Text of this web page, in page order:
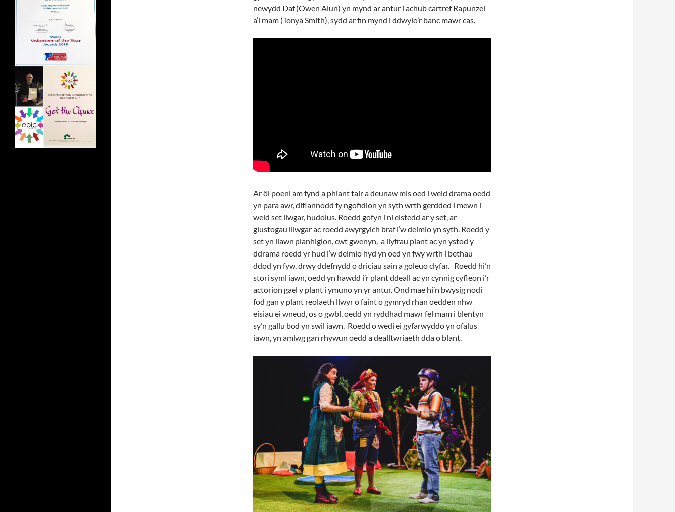
newydd Daf (Owen Alun) yn mynd ar antur i achub cartref Rapunzel
a’i mam (Tonya Smith), sydd ar fin mynd i ddwylo’r banc mawr cas.
Ar ôl poeni am fynd a phlant tair a deunaw mis oed i weld drama oedd
yn para awr, diflannodd fy ngofidion yn syth wrth gerdded i mewn i
weld set liwgar, hudolus. Roedd gofyn i ni eistedd ar y set, ar
glustogau lliwgar ac roedd awyrgylch braf i’w deimlo yn syth. Roedd y
set yn llawn planhigion, cwt gwenyn, a llyfrau plant ac yn ystod y
ddrama roedd yr hud i’w deimlo hyd yn oed yn fwy wrth i bethau
ddod yn fyw, drwy ddefnydd o driciau sain a goleuo clyfar. Roedd hi’n
stori syml iawn, oedd yn hawdd i’r plant ddeall ac yn cynnig cyfleon i’r
actorion gael y plant i ymuno yn yr antur. Ond mae hi’n bwysig nodi
fod gan y plant reolaeth llwyr o faint o gymryd rhan oedden nhw
eisiau ei wneud, os o gwbl, oedd yn ryddhad mawr fel mam i blentyn
sy’n gallu bod yn swil iawn. Roedd o wedi ei gyfarwyddo yn ofalus
iawn, yn amlwg gan rhywun oedd a dealltwriaeth dda o blant.